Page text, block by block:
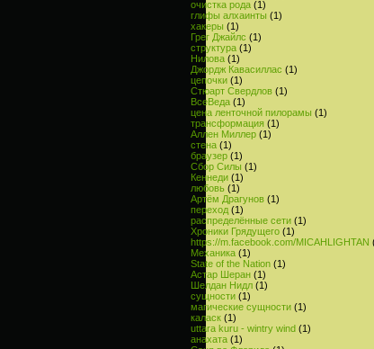
очистка рода (1)
глифы алхаинты (1)
хакеры (1)
Грег Джайлс (1)
структура (1)
Нилова (1)
Джордж Кавасиллас (1)
цепочки (1)
Стюарт Свердлов (1)
ВсеВеда (1)
цена ленточной пилорамы (1)
трансформация (1)
Аллен Миллер (1)
стена (1)
браузер (1)
Сбор Силы (1)
Кеннеди (1)
любовь (1)
Артём Драгунов (1)
переход (1)
распределённые сети (1)
Хроники Грядущего (1)
https://m.facebook.com/MICAHLIGHTAN
Механика (1)
State of the Nation (1)
Астар Шеран (1)
Шелдан Нидл (1)
сущности (1)
магические сущности (1)
каласк (1)
uttara kuru - wintry wind (1)
анахата (1)